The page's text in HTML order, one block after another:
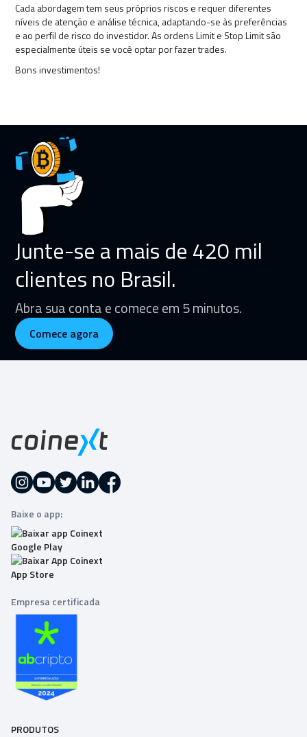
Cada abordagem tem seus próprios riscos e requer diferentes
níveis de atenção e análise técnica, adaptando-se às preferências
e ao perfil de risco do investidor. As ordens Limit e Stop Limit são
especialmente úteis se você optar por fazer trades.
Bons investimentos!
Junte-se a mais de 420 mil
clientes no Brasil.
Abra sua conta e comece em 5 minutos.
Comece agora
Baixe o app:
Empresa certificada
PRODUTOS